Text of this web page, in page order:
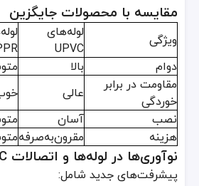
مقایسه با محصولات جایگزین
ویژگی
لوله‌های
UPVC
دوام
بالا
مقاومت در برابر
خوردگی
عالی
نصب
آسان
هزینه
مقرون‌به‌صرفه
نوآوری‌ها در لوله‌ها و اتصالات UPVC
پیشرفت‌های جدید شامل: